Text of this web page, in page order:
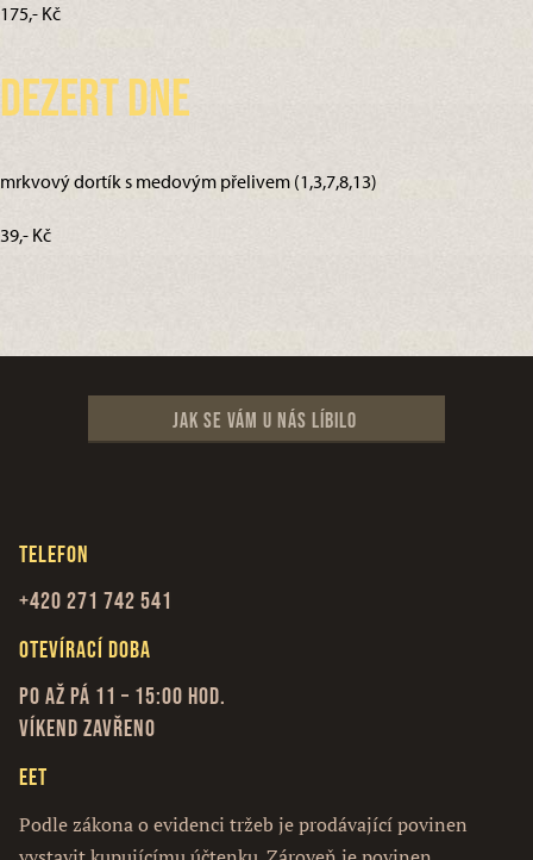
175,- Kč
Dezert dne
mrkvový dortík s medovým přelivem (1,3,7,8,13)
39,- Kč
Jak se vám u nás líbilo
Telefon
+420 271 742 541
Otevírací doba
Po až Pá 11 – 15:00 hod.
Víkend zavřeno
EET
Podle zákona o evidenci tržeb je prodávající povinen